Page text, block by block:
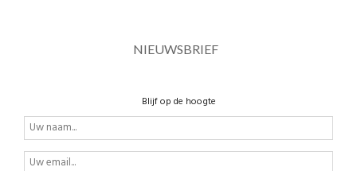
NIEUWSBRIEF
Blijf op de hoogte